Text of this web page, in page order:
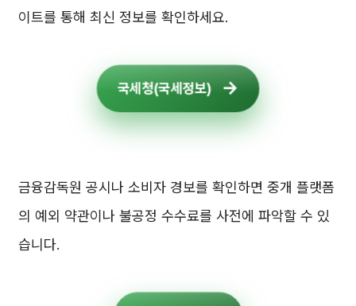
이트를 통해 최신 정보를 확인하세요.
국세청(국세정보)
금융감독원 공시나 소비자 경보를 확인하면 중개 플랫폼
의 예외 약관이나 불공정 수수료를 사전에 파악할 수 있
습니다.